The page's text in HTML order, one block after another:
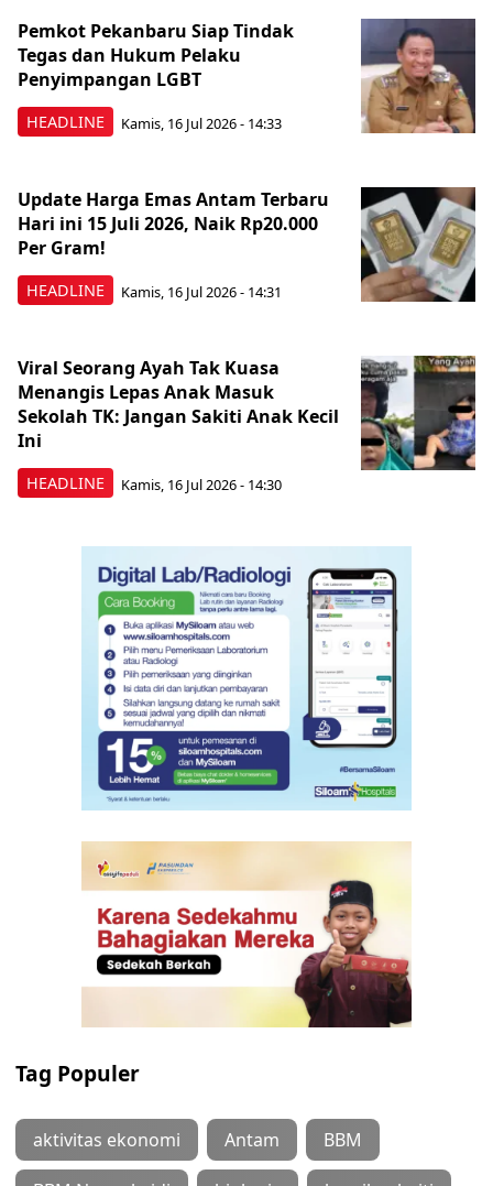
HEADLINE
Pemkot Pekanbaru Siap Tindak
Tegas dan Hukum Pelaku
Penyimpangan LGBT
Kamis, 16 Jul 2026 - 14:33
HEADLINE
Update Harga Emas Antam Terbaru
Hari ini 15 Juli 2026, Naik Rp20.000
Per Gram!
Kamis, 16 Jul 2026 - 14:31
HEADLINE
Viral Seorang Ayah Tak Kuasa
Menangis Lepas Anak Masuk
Sekolah TK: Jangan Sakiti Anak Kecil
Ini
Kamis, 16 Jul 2026 - 14:30
Tag Populer
aktivitas ekonomi Antam BBM